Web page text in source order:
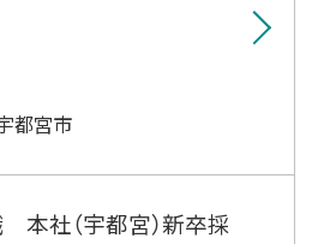
都宮市
社（宇都宮）新卒採